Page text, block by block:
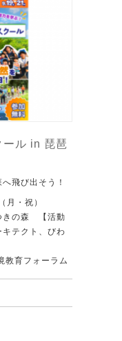
ール in 琵琶
飛び出そう！
月・祝）
きの森 【活動
キテクト、びわ
教育フォーラム